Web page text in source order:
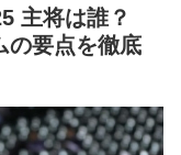
主将は誰？
の要点を徹底